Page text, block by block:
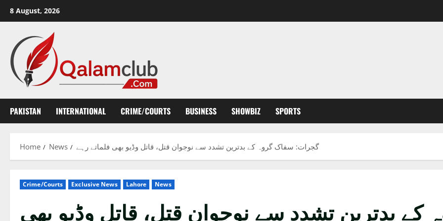
8 August, 2026
PAKISTAN INTERNATIONAL CRIME/COURTS BUSINESS SHOWBIZ SPORTS
Home News گجرات: سفاک گروہ کے بدترین تشدد سے نوجوان قتل، قاتل وڈیو بھی فلماتے رہے
Crime/Courts Exclusive News Lahore News
بدترین تشدد سے نوجوان قتل، قاتل وڈیو بھی